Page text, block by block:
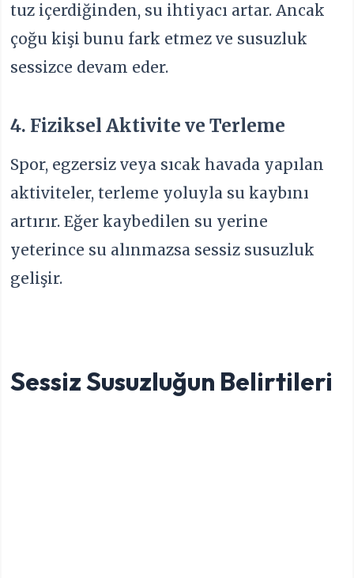
tuz içerdiğinden, su ihtiyacı artar. Ancak
çoğu kişi bunu fark etmez ve susuzluk
sessizce devam eder.
4. Fiziksel Aktivite ve Terleme
Spor, egzersiz veya sıcak havada yapılan
aktiviteler, terleme yoluyla su kaybını
artırır. Eğer kaybedilen su yerine
yeterince su alınmazsa sessiz susuzluk
gelişir.
Sessiz Susuzluğun Belirtileri